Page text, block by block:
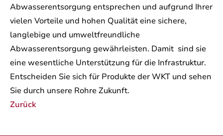
Abwasserentsorgung entsprechen und aufgrund Ihrer
vielen Vorteile und hohen Qualität eine sichere,
langlebige und umweltfreundliche
Abwasserentsorgung gewährleisten. Damit sind sie
eine wesentliche Unterstützung für die Infrastruktur.
Entscheiden Sie sich für Produkte der WKT und sehen
Sie durch unsere Rohre Zukunft.
Zurück